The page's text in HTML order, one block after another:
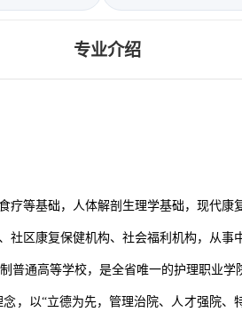
专业介绍
等基础，人体解剖生理学基础，现代
区康复保健机构、社会福利机构，从事
通高等学校，是全省唯一的护理职业学
，以“立德为先，管理治院、人才强院